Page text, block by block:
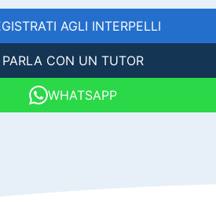
AGLI INTERPELLI
PARLA CON UN TUTOR
WHATSAPP